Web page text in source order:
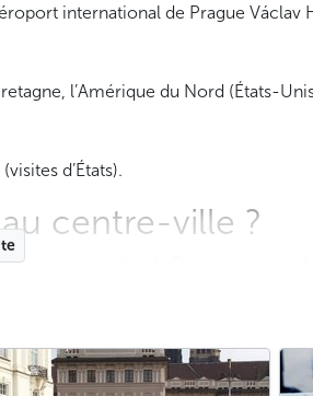
international de Prague Václav
l’Amérique du Nord (États-
d’États).
centre-ville ?
le centre-ville de Prague ou votre
sont informés en temps